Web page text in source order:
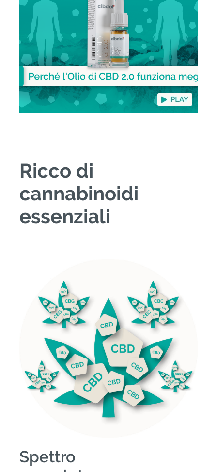
Ricco di
cannabinoidi
essenziali
Spettro